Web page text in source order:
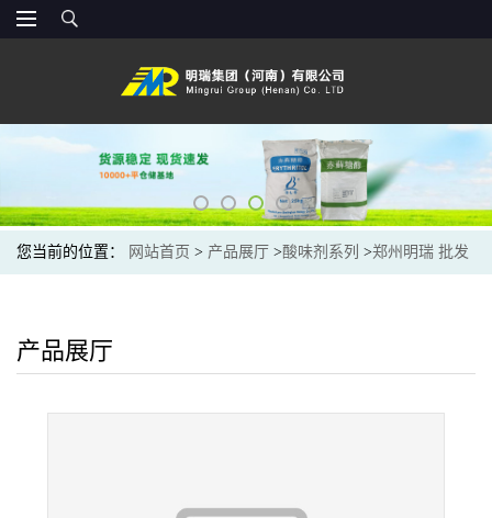
您当前的位置： 网站首页 > 产品展厅 >酸味剂系列 >郑州明瑞 批发
产品展厅